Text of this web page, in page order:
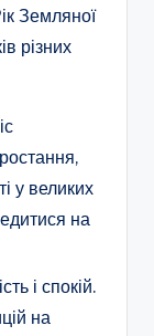
Земляної
різних
у великих
на
і спокій.
на